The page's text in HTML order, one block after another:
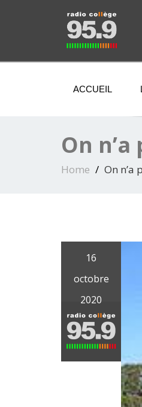
ACCUEIL
On
Home On n’a
16
octobre
2020